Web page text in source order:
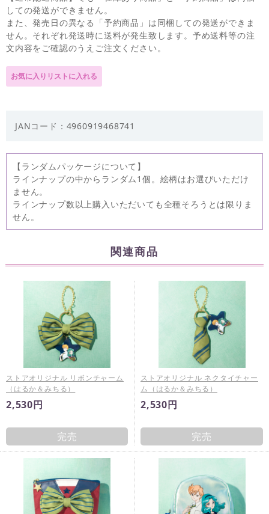
しての発送ができません。
また、発売日の異なる「予約商品」は同梱しての発送ができま
せん。それぞれ発送時に送料が発生致します。予め送料等の注
文内容をご確認のうえご注文ください。
JANコード：4960919468741
【ランダムパッケージについて】
ラインナップの中からランダム1個。絵柄はお選びいただけ
ません。
ラインナップ数以上購入いただいても全種そろうとは限りま
せん。
関連商品
ストアオリジナル リボンチャーム
（はるか＆みちる）
2,530円
完売
ストアオリジナル ネクタイチャー
ム（はるか＆みちる）
2,530円
完売